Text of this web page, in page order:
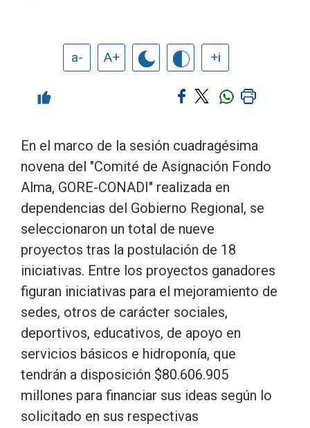
a- A+ +i
En el marco de la sesión cuadragésima
novena del "Comité de Asignación Fondo
Alma, GORE-CONADI" realizada en
dependencias del Gobierno Regional, se
seleccionaron un total de nueve
proyectos tras la postulación de 18
iniciativas. Entre los proyectos ganadores
figuran iniciativas para el mejoramiento de
sedes, otros de carácter sociales,
deportivos, educativos, de apoyo en
servicios básicos e hidroponía, que
tendrán a disposición $80.606.905
millones para financiar sus ideas según lo
solicitado en sus respectivas